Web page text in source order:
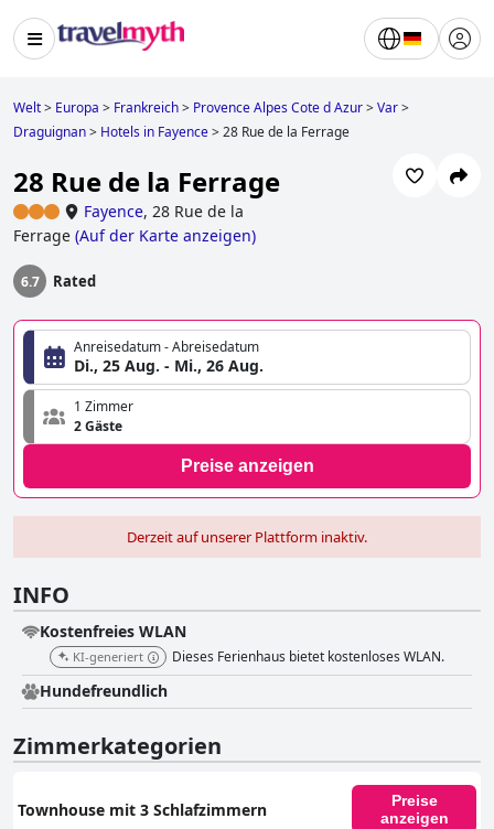
Welt> Europa > Frankreich> Provence Alpes Cote d Azur>Var>
Draguignan> Hotels in Fayence>28 Rue de la Ferrage
28 Rue de la Ferrage
Fayence, 28 Rue de la
Ferrage (Auf der Karte anzeigen)
6.7 Rated
Anreisedatum - Abreisedatum
Di., 25 Aug. - Mi., 26 Aug.
1 Zimmer
2 Gäste
Preise anzeigen
Derzeit auf unserer Plattform inaktiv.
INFO
Kostenfreies WLAN
KI-generiert Dieses Ferienhaus bietet kostenloses WLAN.
Hundefreundlich
Zimmerkategorien
Townhouse mit 3 Schlafzimmern
Preise
anzeigen